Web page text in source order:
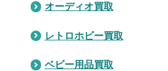
オーディオ買取
レトロホビー買取
ベビー用品買取